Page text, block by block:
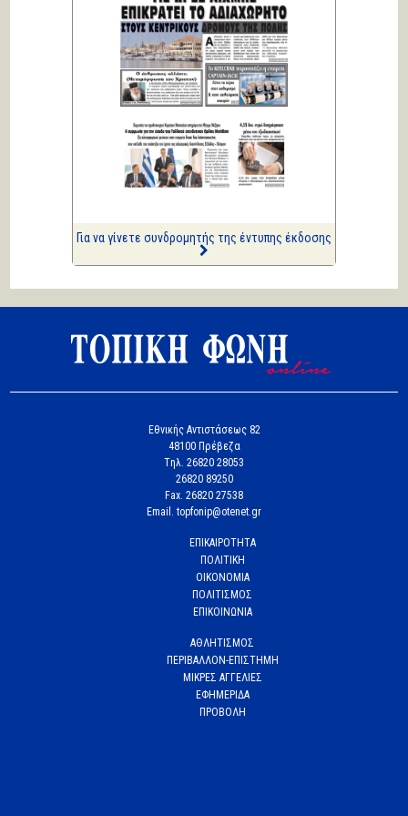
Σοβαρή ανησυχία...
Κική Ζέρβα
Πολιτικά και άλλα
ΑΡΙΩΝ
Ιστορίες Καθημερινής
Τρέλας
συλλήψεις...
Για να γίνετε συνδρομητής της έντυπης έκδοσης
Εθνικής Αντιστάσεως 82
48100 Πρέβεζα
Tηλ. 26820 28053
26820 89250
Fax. 26820 27538
Email. topfonip@otenet.gr
ΕΠΙΚΑΙΡΟΤΗΤΑ
ΠΟΛΙΤΙΚΗ
ΟΙΚΟΝΟΜΙΑ
ΠΟΛΙΤΙΣΜΟΣ
ΕΠΙΚΟΙΝΩΝΙΑ
ΑΘΛΗΤΙΣΜΟΣ
ΠΕΡΙΒΑΛΛΟΝ-ΕΠΙΣΤΗΜΗ
ΜΙΚΡΕΣ ΑΓΓΕΛΙΕΣ
ΕΦΗΜΕΡΙΔΑ
ΠΡΟΒΟΛΗ